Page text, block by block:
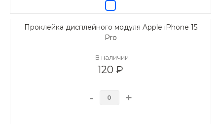
Проклейка дисплейного модуля Apple iPhone 15
Pro
В наличии
120 ₽
- +